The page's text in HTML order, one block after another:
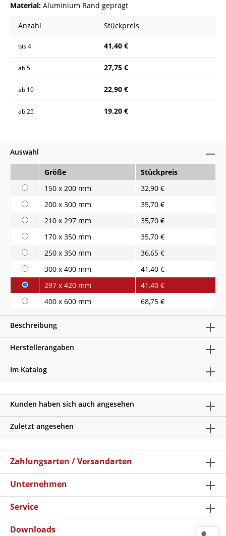
Material: Aluminium Rand geprägt
Anzahl Stückpreis
bis4 41,40 €
ab5 27,75 €
ab 10 22,90 €
ab25 19,20 €
Auswahl
Größe
Stückpreis
150 x 200 mm
32,90 €
200 x 300 mm
35,70 €
210 x 297 mm
35,70 €
170 x 350 mm
35,70 €
250 x 350 mm
36,65 €
300 x 400 mm
41,40 €
297 x 420 mm
41,40 €
400 x 600 mm
68,75 €
Beschreibung
Herstellerangaben
Im Katalog
Kunden haben sich auch angesehen
Zuletzt angesehen
Zahlungsarten / Versandarten
Unternehmen
Service
Downloads